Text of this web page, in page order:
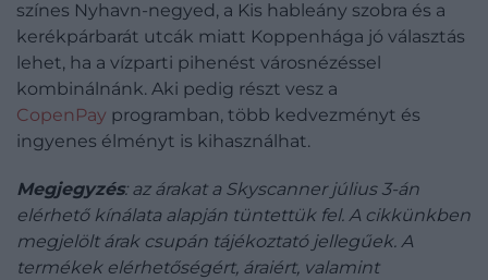
színes Nyhavn-negyed, a Kis hableány szobra és a
kerékpárbarát utcák miatt Koppenhága jó választás
lehet, ha a vízparti pihenést városnézéssel
kombinálnánk. Aki pedig részt vesz a
CopenPay programban, több kedvezményt és
ingyenes élményt is kihasználhat.
Megjegyzés: az árakat a Skyscanner július 3-án
elérhető kínálata alapján tüntettük fel. A cikkünkben
megjelölt árak csupán tájékoztató jellegűek. A
termékek elérhetőségért, áraiért, valamint